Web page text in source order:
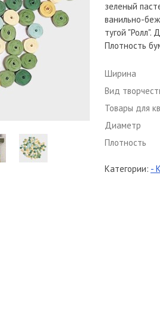
зеленый
ванильно-
тугой "Ролл".
Плотность
Ширина
Вид
Товары для
Диаметр
Плотность
Категории: -